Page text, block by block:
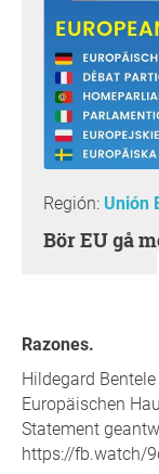
Región: Unión
Bör EU gå
Razones.
Hildegard
Europäischen
Statement
https://fb.watch/